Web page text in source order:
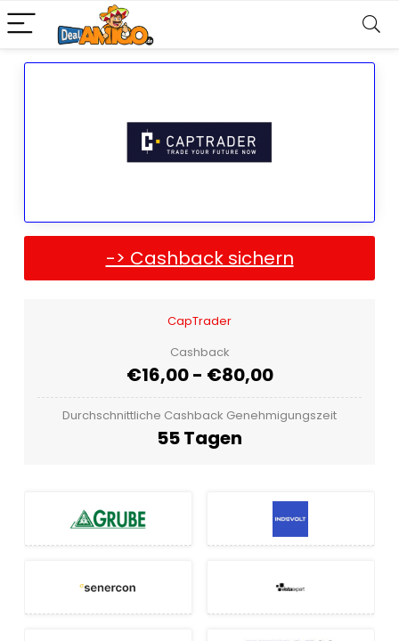
-> Cashback sichern
CapTrader
Cashback
€16,00 - €80,00
Durchschnittliche Cashback Genehmigungszeit
55 Tagen